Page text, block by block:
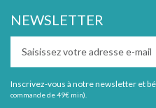
NEWSLETTER
Inscrivez-vous à notre newsletter et
commande de 49€ min).